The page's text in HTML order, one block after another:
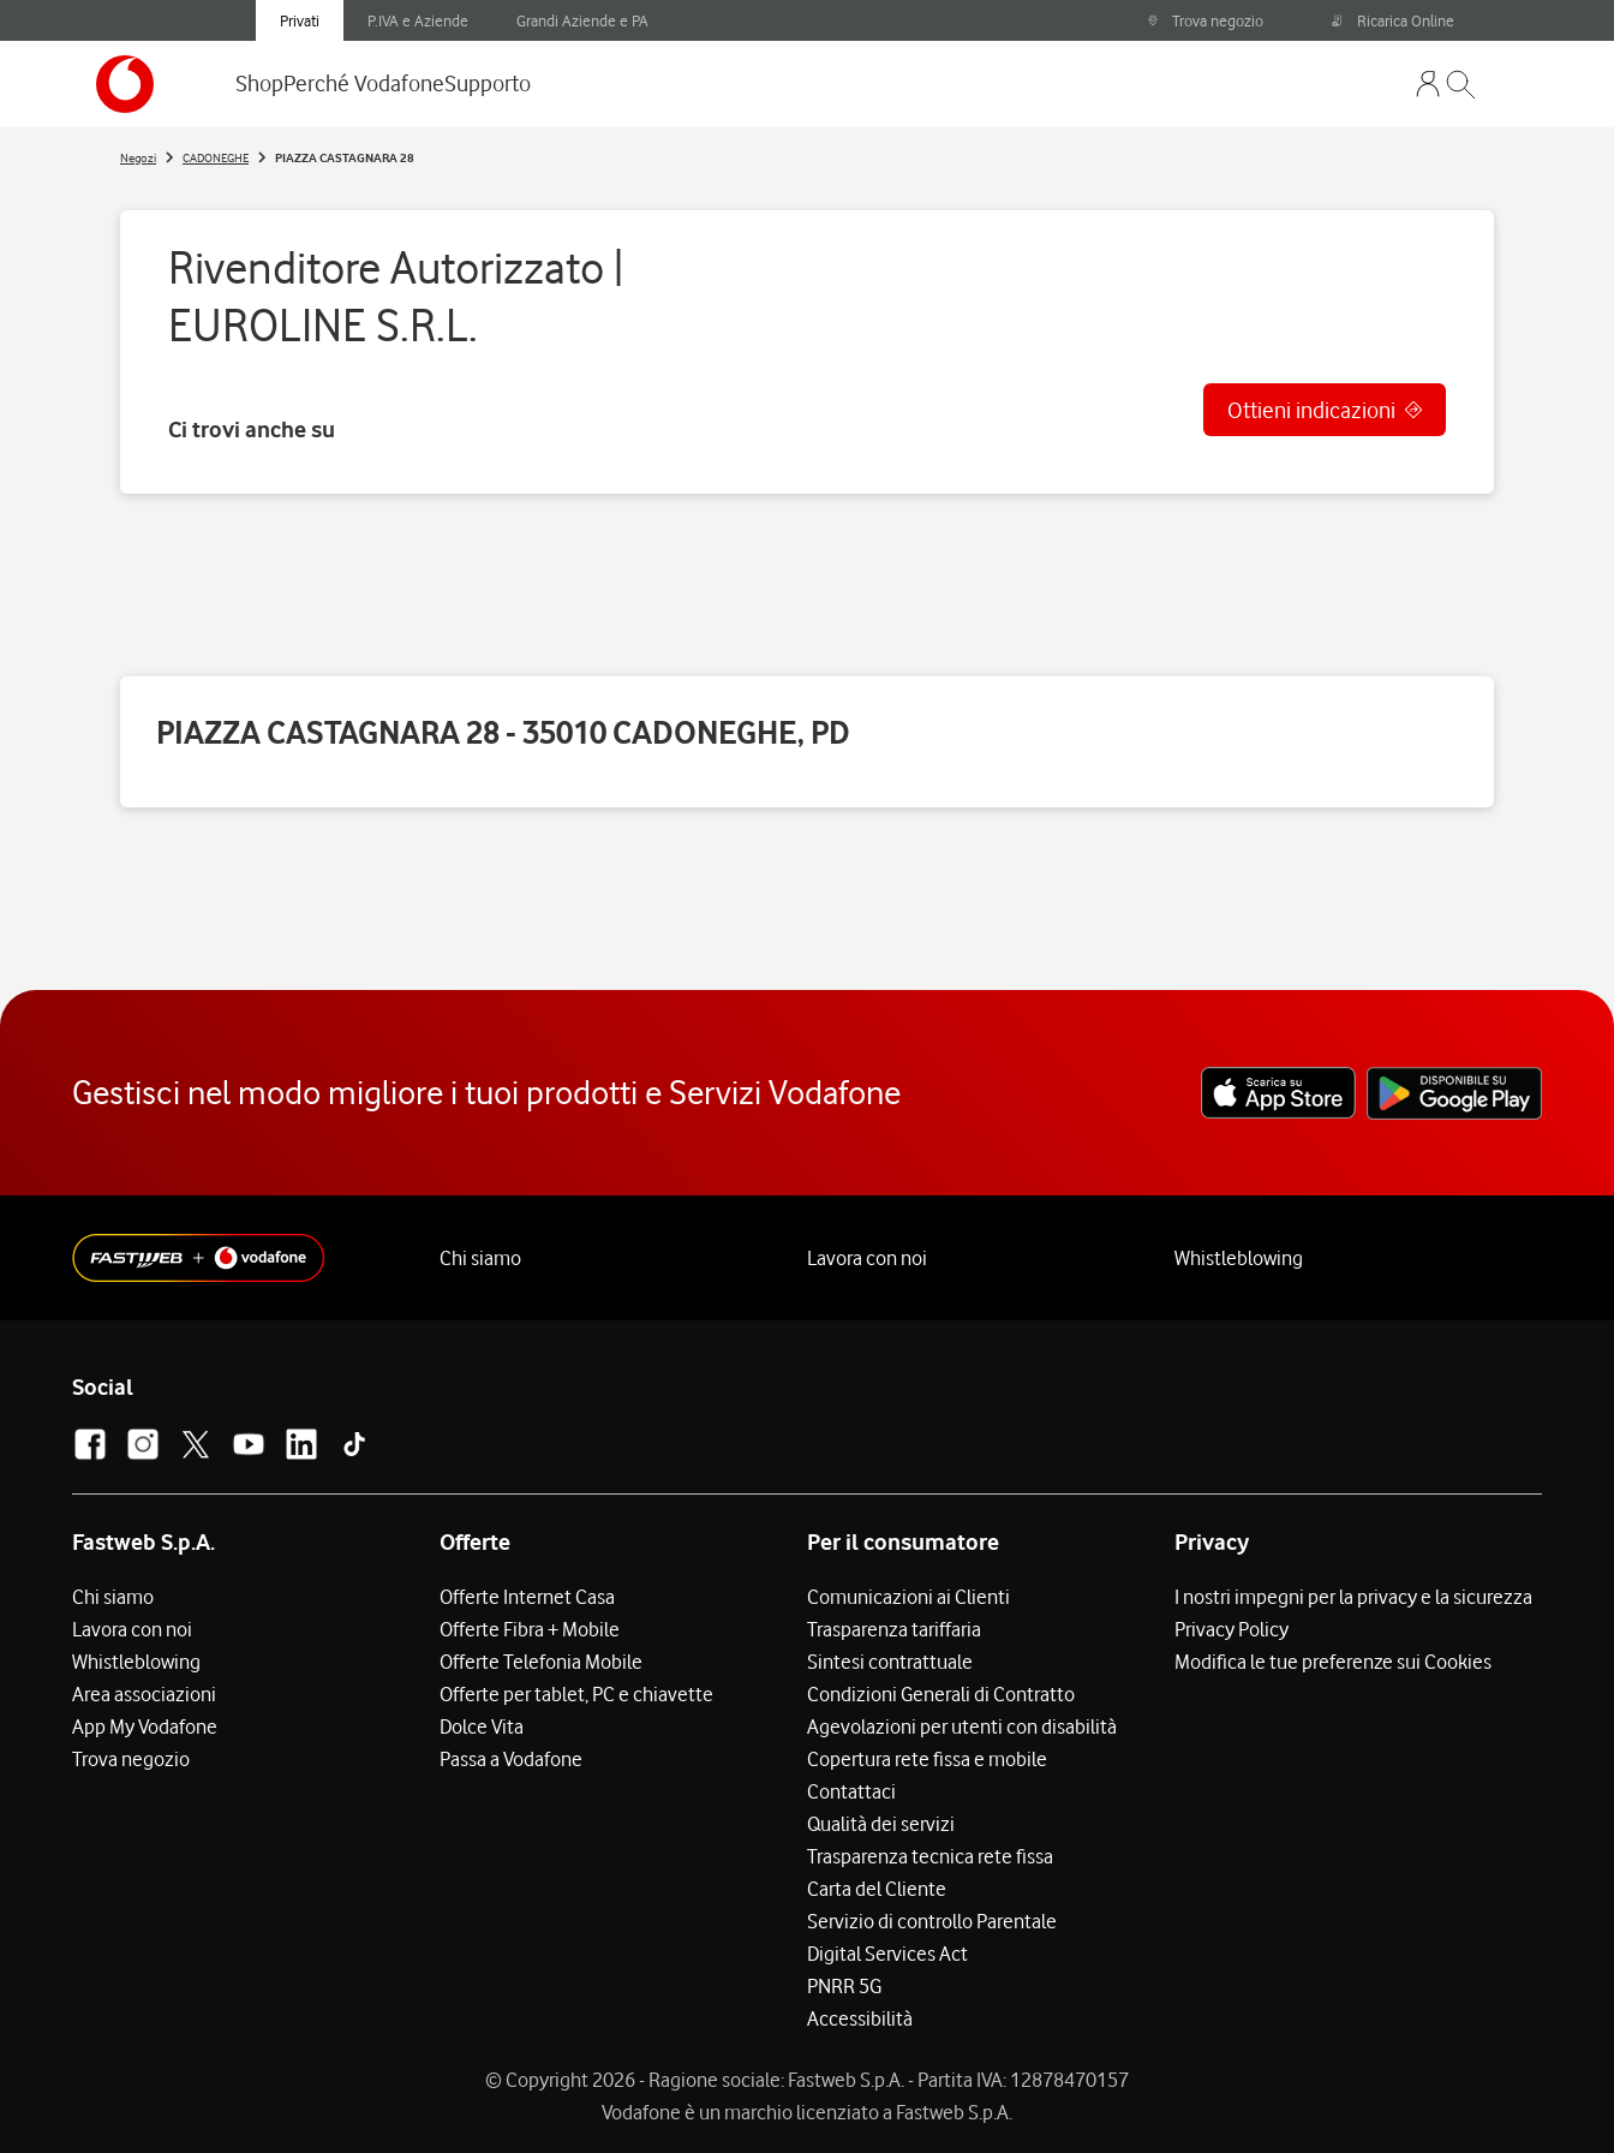
Privati P.IVA e Aziende Grandi Aziende e PA Trova negozio Ricarica Online
ShopPerché VodafoneSupporto
Negozi CADONEGHE PIAZZA CASTAGNARA 28
Rivenditore Autorizzato |
EUROLINE S.R.L.
Ci trovi anche su
Ottieni indicazioni
PIAZZA CASTAGNARA 28 - 35010 CADONEGHE, PD
Gestisci nel modo migliore i tuoi prodotti e Servizi Vodafone
Chi siamo Lavora con noi Whistleblowing
Social
Fastweb S.p.A.
Chi siamo
Lavora con noi
Whistleblowing
Area associazioni
App My Vodafone
Trova negozio
Offerte
Offerte Internet Casa
Offerte Fibra + Mobile
Offerte Telefonia Mobile
Offerte per tablet, PC e chiavette
Dolce Vita
Passa a Vodafone
Per il consumatore
Comunicazioni ai Clienti
Trasparenza tariffaria
Sintesi contrattuale
Condizioni Generali di Contratto
Agevolazioni per utenti con disabilità
Copertura rete fissa e mobile
Contattaci
Qualità dei servizi
Trasparenza tecnica rete fissa
Carta del Cliente
Servizio di controllo Parentale
Digital Services Act
PNRR 5G
Accessibilità
Privacy
I nostri impegni per la privacy e la sicurezza
Privacy Policy
Modifica le tue preferenze sui Cookies
© Copyright 2026 - Ragione sociale: Fastweb S.p.A. - Partita IVA: 12878470157
Vodafone è un marchio licenziato a Fastweb S.p.A.